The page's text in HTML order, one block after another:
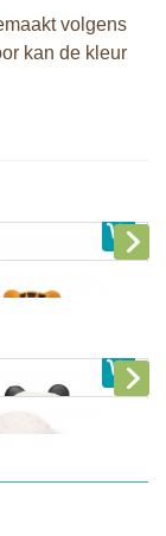
volgens
kan de kleur
Kori de Panda